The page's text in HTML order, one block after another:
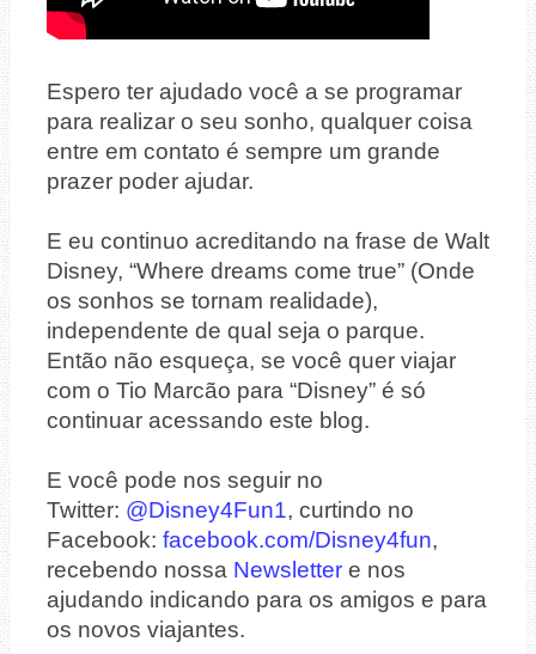
Espero ter ajudado você a se programar
para realizar o seu sonho, qualquer coisa
entre em contato é sempre um grande
prazer poder ajudar.
E eu continuo acreditando na frase de Walt
Disney, “Where dreams come true” (Onde
os sonhos se tornam realidade),
independente de qual seja o parque.
Então não esqueça, se você quer viajar
com o Tio Marcão para “Disney” é só
continuar acessando este blog.
E você pode nos seguir no
Twitter: @Disney4Fun1, curtindo no
Facebook: facebook.com/Disney4fun,
recebendo nossa Newsletter e nos
ajudando indicando para os amigos e para
os novos viajantes.